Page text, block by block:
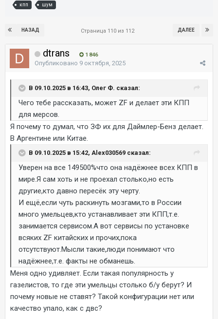
кпп шум
НАЗАД ДАЛЕЕ
Страница 110 из 112
dtrans 1 846
Опубликовано 9 октября, 2025
В 09.10.2025 в 16:43, Олег Ф. сказал:
Чего тебе рассказать, может ZF и делает эти КПП
для мерсов.
Я почему то думал, что ЗФ их для Даймлер-Бенз делает.
В Аргентине или Китае.
В 09.10.2025 в 15:42, Alex030569 сказал:
Уверен на все 149500%что она надёжнее всех КПП в
мире.Я сам хоть и не проехал столько,но есть
другие,кто давно пересёк эту черту.
И ещё,если чуть раскинуть мозгами,то в России
много умельцев,кто устанавливает эти КПП,т.е.
занимается сервисом.А вот сервисы по установке
всяких ZF китайских и прочих,пока
отсутствуют.Мысли такие,люди понимают что
надёжнее,т.е. факты не обманешь.
Меня одно удивляет. Если такая популярность у
газелистов, то где эти умельцы столько б/у берут? И
почему новые не ставят? Такой конфигурации нет или
качество упало, как с двс?